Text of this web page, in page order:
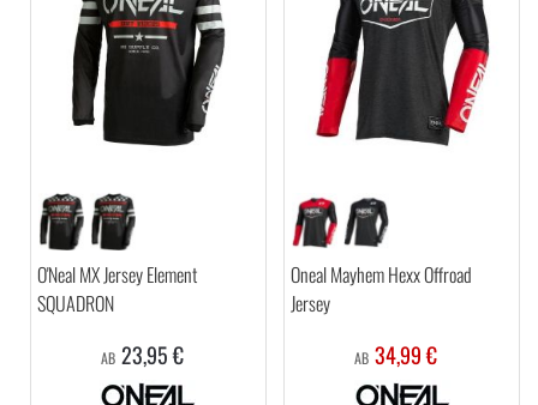
O'Neal MX Jersey Element
SQUADRON
AB 23,95 €
Oneal Mayhem Hexx Offroad
Jersey
AB 34,99 €